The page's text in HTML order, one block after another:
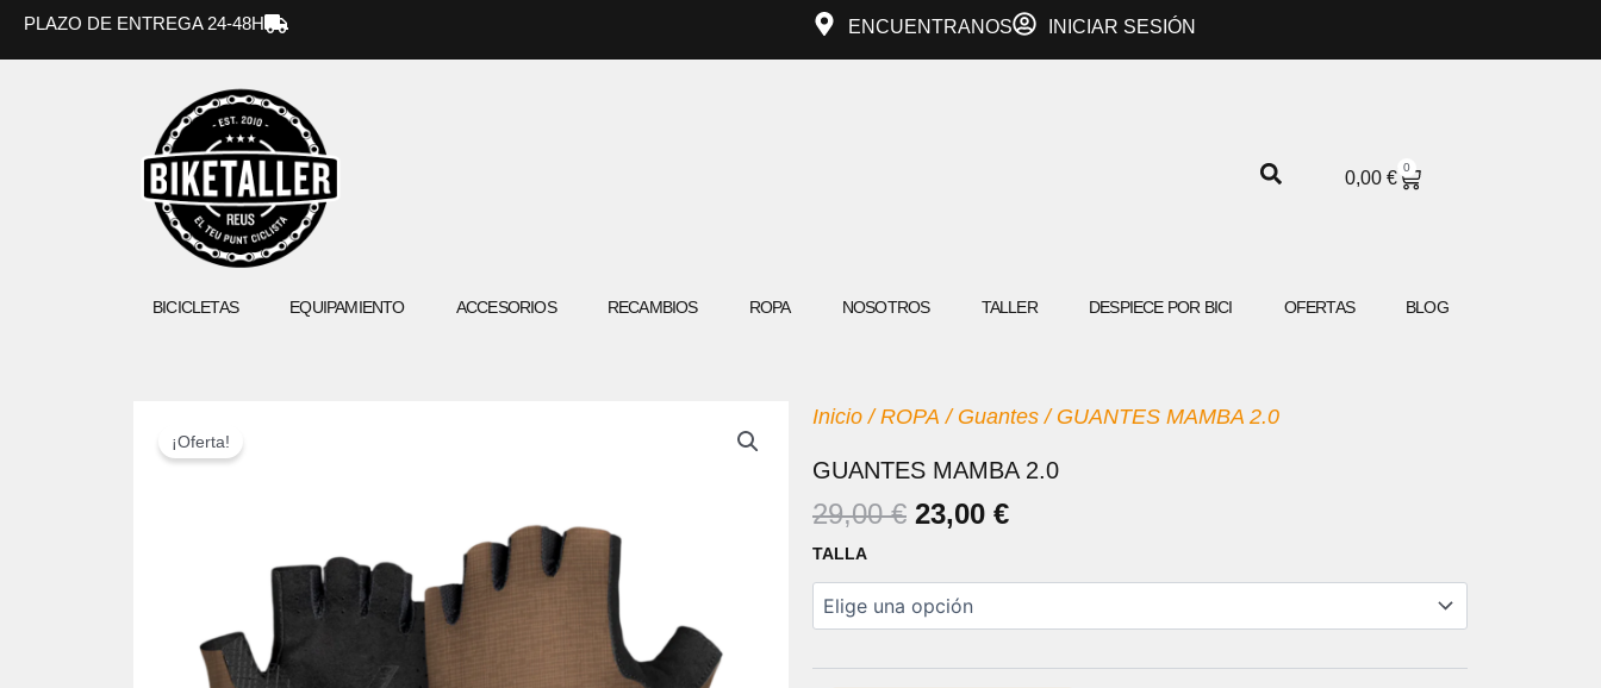
PLAZO DE ENTREGA 24-48H ENCUENTRANOS INICIAR SESIÓN
0,00 €
0
CARRITO
BICICLETAS EQUIPAMIENTO ACCESORIOS RECAMBIOS ROPA NOSOTROS TALLER DESPIECE POR BICI OFERTAS BLOG
¡Oferta!
Inicio /ROPA / Guantes / GUANTES MAMBA 2.0
GUANTES MAMBA 2.0
29,00€ EL
ORIGINAL
ERA:
29,00 €.
23,00 €EL
ACTUAL
23,00 €.
TALLA
GUANTES
cantidad